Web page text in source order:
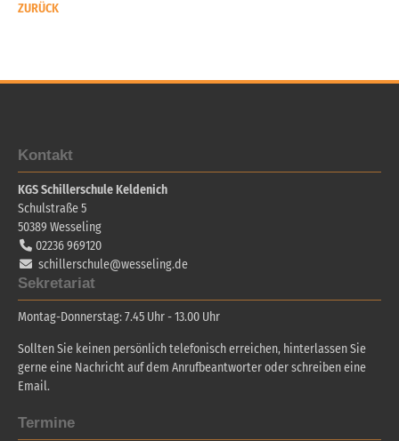
ZURÜCK
Kontakt
KGS Schillerschule Keldenich
Schulstraße 5
50389 Wesseling
02236 969120
schillerschule@wesseling.de
Sekretariat
Montag-Donnerstag: 7.45 Uhr - 13.00 Uhr
Sollten Sie keinen persönlich telefonisch erreichen, hinterlassen Sie
gerne eine Nachricht auf dem Anrufbeantworter oder schreiben eine
Email.
Termine